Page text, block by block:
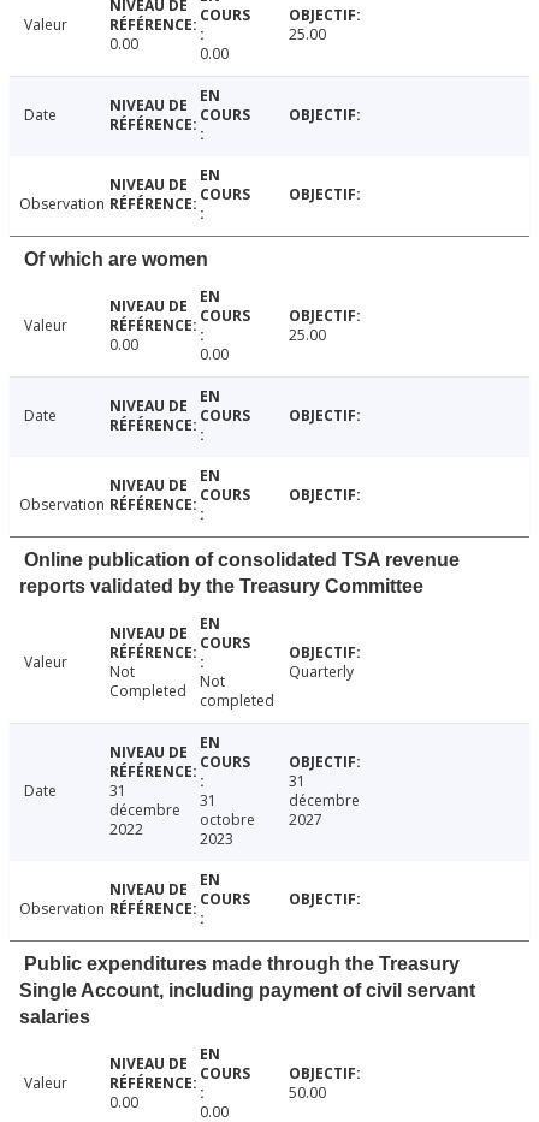
Valeur
0.00
0.00
25.00
Date
Observation
Of which are women
Valeur
0.00
0.00
25.00
Date
Observation
Online publication of consolidated TSA revenue
reports validated by the Treasury Committee
Valeur
Not
Completed
Not
completed
Quarterly
Date
31
décembre
2022
31
octobre
2023
31
décembre
2027
Observation
Public expenditures made through the Treasury
Single Account, including payment of civil servant
salaries
Valeur
0.00
0.00
50.00